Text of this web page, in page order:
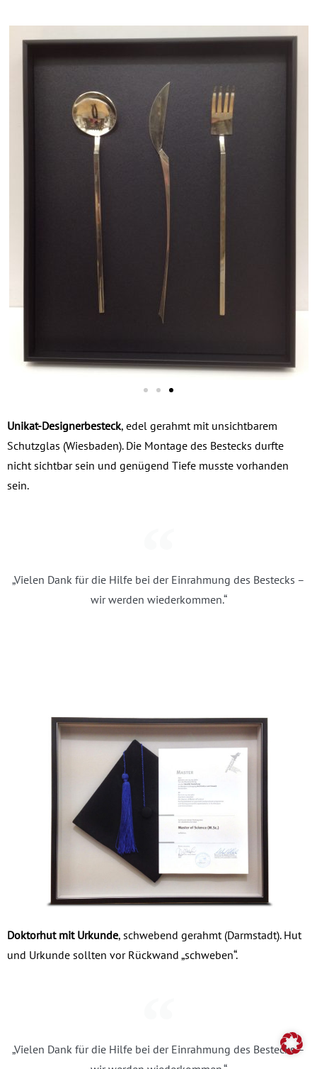
Unikat-Designerbesteck, edel gerahmt mit unsichtbarem
Schutzglas (Wiesbaden). Die Montage des Bestecks durfte
nicht sichtbar sein und genügend Tiefe musste vorhanden
sein.
„Vielen Dank für die Hilfe bei der Einrahmung des Bestecks –
wir werden wiederkommen.“
Doktorhut mit Urkunde, schwebend gerahmt (Darmstadt). Hut
und Urkunde sollten vor Rückwand „schweben“.
„Vielen Dank für die Hilfe bei der Einrahmung des Bestecks –